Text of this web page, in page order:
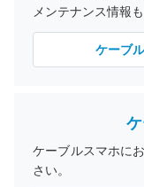
メンテナンス情報
ケーブ
ケーブルスマホに
さい。